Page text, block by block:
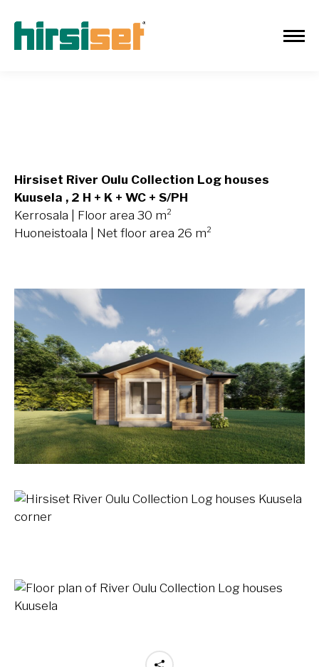
Hirsiset River Oulu Collection Log houses
Kuusela , 2 H + K + WC + S/PH
Kerrosala | Floor area 30 m²
Huoneistoala | Net floor area 26 m²